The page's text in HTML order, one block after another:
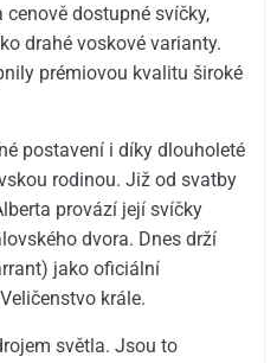
dostupné svíčky,
drahé voskové varianty.
prémiovou kvalitu široké
postavení i díky dlouholeté
rodinou. Již od svatby
provází její svíčky
dvora. Dnes drží
jako oficiální
krále.
světla. Jsou to